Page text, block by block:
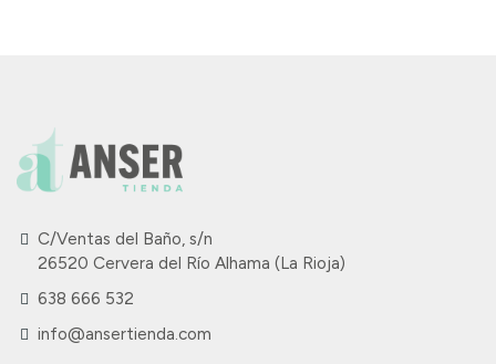
C/Ventas del Baño, s/n
26520 Cervera del Río Alhama (La Rioja)
638 666 532
info@ansertienda.com